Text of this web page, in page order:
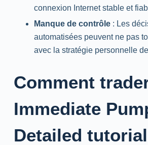
connexion Internet stable et
Manque de contrôle: Les
automatisées peuvent ne pas
avec la stratégie personnelle
Comment
Immediate
Detailed tutorial